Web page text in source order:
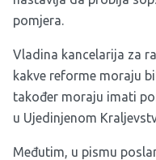
pomjera.
Vladina kancelarija za
kakve reforme moraju
također moraju imati
u Ujedinjenom
Međutim, u pismu